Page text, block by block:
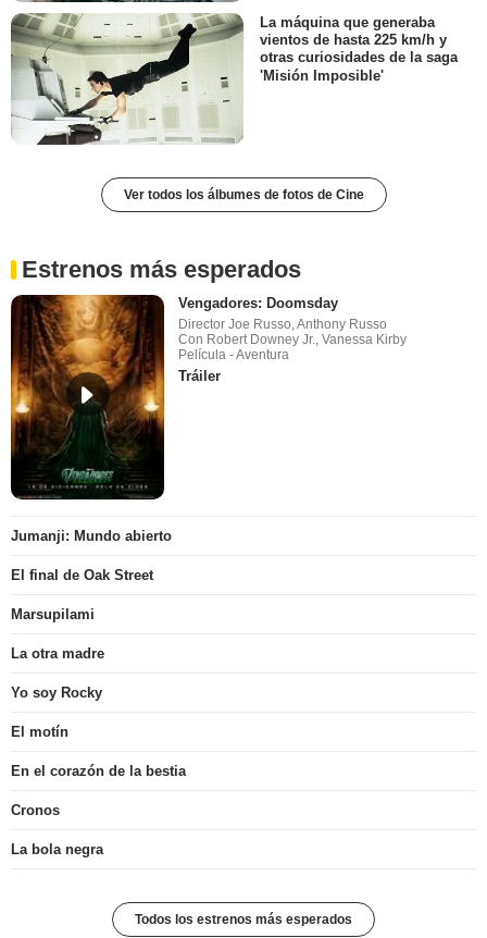
La máquina que generaba
vientos de hasta 225 km/h y
otras curiosidades de la saga
'Misión Imposible'
Ver todos los álbumes de fotos de Cine
Estrenos más esperados
Vengadores: Doomsday
Director Joe Russo, Anthony Russo
Con Robert Downey Jr., Vanessa Kirby
Película - Aventura
Tráiler
Jumanji: Mundo abierto
El final de Oak Street
Marsupilami
La otra madre
Yo soy Rocky
El motín
En el corazón de la bestia
Cronos
La bola negra
Todos los estrenos más esperados